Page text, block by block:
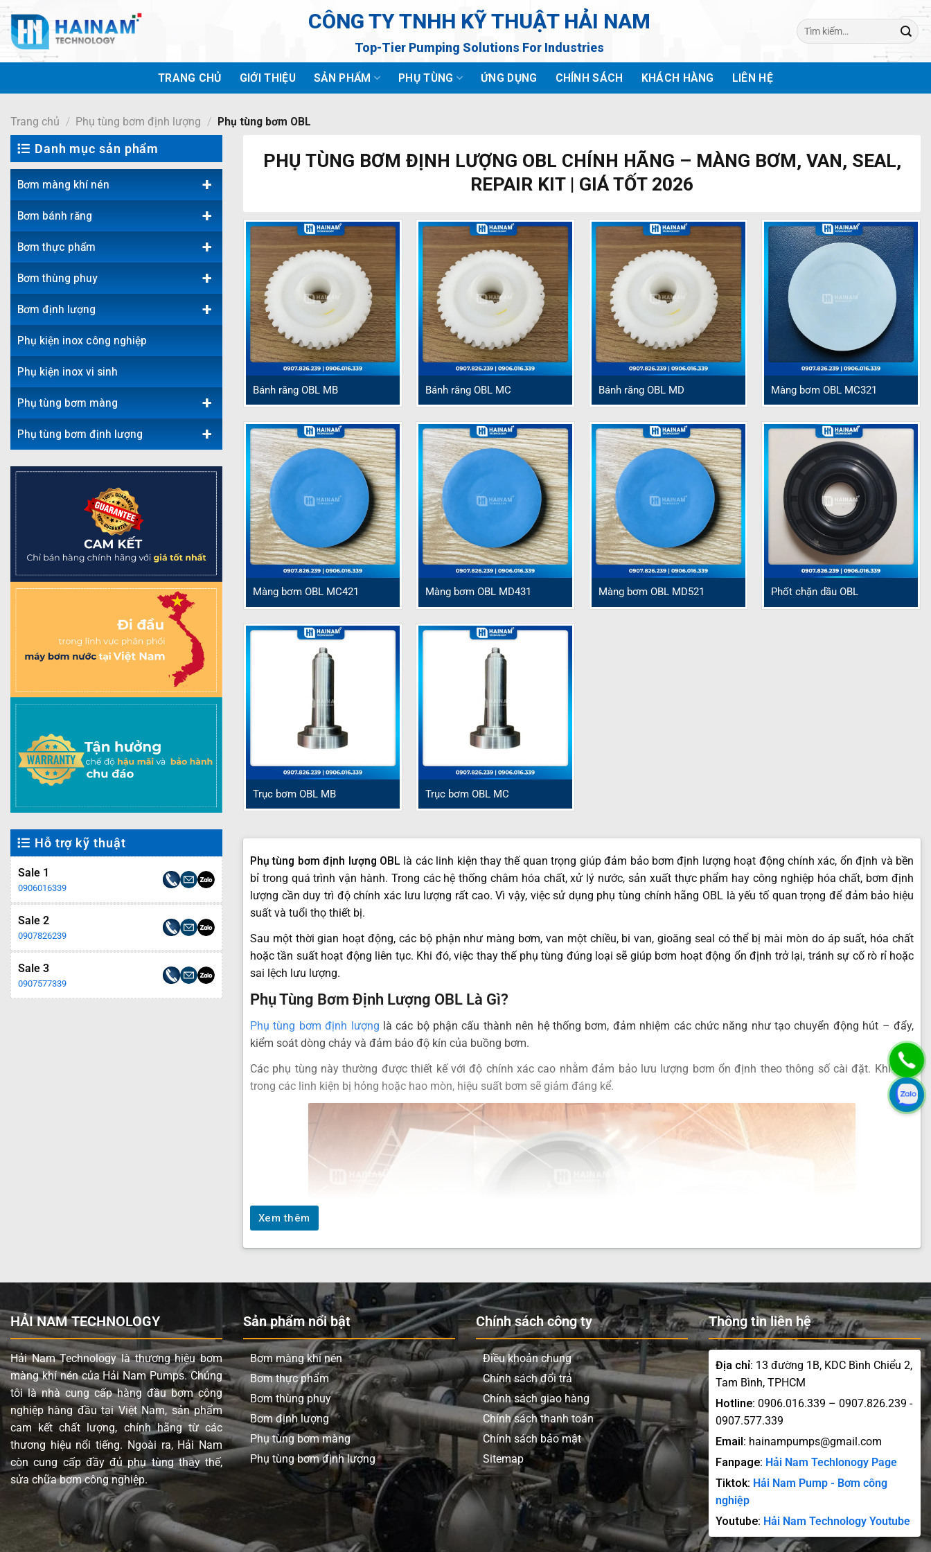
Bỏ
qua
nội
dung
CÔNG TY TNHH KỸ THUẬT HẢI NAM
Top-Tier Pumping Solutions For Industries
Tìm
kiếm:
TRANG CHỦ GIỚI THIỆU SẢN PHẨM PHỤ TÙNG ỨNG DỤNG CHÍNH SÁCH KHÁCH HÀNG LIÊN HỆ
Trang chủ / Phụ tùng bơm định lượng / Phụ tùng bơm OBL
Danh mục sản phẩm
Bơm màng khí nén +
Bơm bánh răng +
Bơm thực phẩm +
Bơm thùng phuy +
Bơm định lượng +
Phụ kiện inox công nghiệp
Phụ kiện inox vi sinh
Phụ tùng bơm màng +
Phụ tùng bơm định lượng +
Hỗ trợ kỹ thuật
Sale 1
0906016339
Sale 2
0907826239
Sale 3
0907577339
PHỤ TÙNG BƠM ĐỊNH LƯỢNG OBL CHÍNH HÃNG – MÀNG BƠM, VAN, SEAL,
REPAIR KIT | GIÁ TỐT 2026
Bánh răng OBL MB Bánh răng OBL MC Bánh răng OBL MD Màng bơm OBL MC321
Màng bơm OBL MC421 Màng bơm OBL MD431 Màng bơm OBL MD521 Phốt chặn dầu OBL
Trục bơm OBL MB Trục bơm OBL MC
Phụ tùng bơm định lượng OBL là các linh kiện thay thế quan trọng giúp đảm bảo bơm định lượng hoạt động chính xác, ổn định và bền
bỉ trong quá trình vận hành. Trong các hệ thống châm hóa chất, xử lý nước, sản xuất thực phẩm hay công nghiệp hóa chất, bơm định
lượng cần duy trì độ chính xác lưu lượng rất cao. Vì vậy, việc sử dụng phụ tùng chính hãng OBL là yếu tố quan trọng để đảm bảo hiệu
suất và tuổi thọ thiết bị.
Sau một thời gian hoạt động, các bộ phận như màng bơm, van một chiều, bi van, gioăng seal có thể bị mài mòn do áp suất, hóa chất
hoặc tần suất hoạt động liên tục. Khi đó, việc thay thế phụ tùng đúng loại sẽ giúp bơm hoạt động ổn định trở lại, tránh sự cố rò rỉ hoặc
sai lệch lưu lượng.
Phụ Tùng Bơm Định Lượng OBL Là Gì?
Phụ tùng bơm định lượng là các bộ phận cấu thành nên hệ thống bơm, đảm nhiệm các chức năng như tạo chuyển động hút – đẩy,
kiểm soát dòng chảy và đảm bảo độ kín của buồng bơm.
Các phụ tùng này thường được thiết kế với độ chính xác cao nhằm đảm bảo lưu lượng bơm ổn định theo thông số cài đặt. Khi một
trong các linh kiện bị hỏng hoặc hao mòn, hiệu suất bơm sẽ giảm đáng kể.
Hình ảnh: phụ tùng bơm định lượng OBL
Xem thêm
HẢI NAM TECHNOLOGY
Hải Nam Technology là thương hiệu bơm
màng khí nén của Hải Nam Pumps. Chúng
tôi là nhà cung cấp hàng đầu bơm công
nghiệp hàng đầu tại Việt Nam, sản phẩm
cam kết chất lượng, chính hãng từ các
thương hiệu nổi tiếng. Ngoài ra, Hải Nam
còn cung cấp đầy đủ phụ tùng thay thế,
sửa chữa bơm công nghiệp.
Sản phẩm nổi bật
Bơm màng khí nén
Bơm thực phẩm
Bơm thùng phuy
Bơm định lượng
Phụ tùng bơm màng
Phụ tùng bơm định lượng
Chính sách công ty
Điều khoản chung
Chính sách đổi trả
Chính sách giao hàng
Chính sách thanh toán
Chính sách bảo mật
Sitemap
Thông tin liên hệ
Địa chỉ: 13 đường 1B, KDC Bình Chiểu 2,
Tam Bình, TPHCM
Hotline: 0906.016.339 – 0907.826.239 -
0907.577.339
Email: hainampumps@gmail.com
Fanpage: Hải Nam Techlonogy Page
Tiktok: Hải Nam Pump - Bơm công
nghiệp
Youtube: Hải Nam Technology Youtube